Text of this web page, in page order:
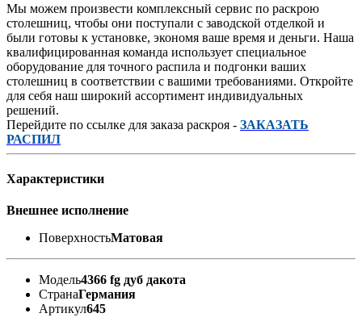
Мы можем произвести комплексный сервис по раскрою
столешниц, чтобы они поступали с заводской отделкой и
были готовы к установке, экономя ваше время и деньги. Наша
квалифицированная команда использует специальное
оборудование для точного распила и подгонки ваших
столешниц в соответствии с вашими требованиями. Откройте
для себя наш широкий ассортимент индивидуальных
решений.
Перейдите по ссылке для заказа раскроя - ЗАКАЗАТЬ
РАСПИЛ
Характеристики
Внешнее исполнение
ПоверхностьМатовая
Модель4366 fg дуб дакота
СтранаГермания
Артикул645